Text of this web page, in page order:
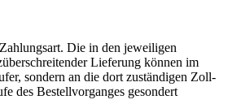
Die in den jeweiligen
Lieferung können im
sondern an die dort zuständigen Zoll-
des Bestellvorganges gesondert